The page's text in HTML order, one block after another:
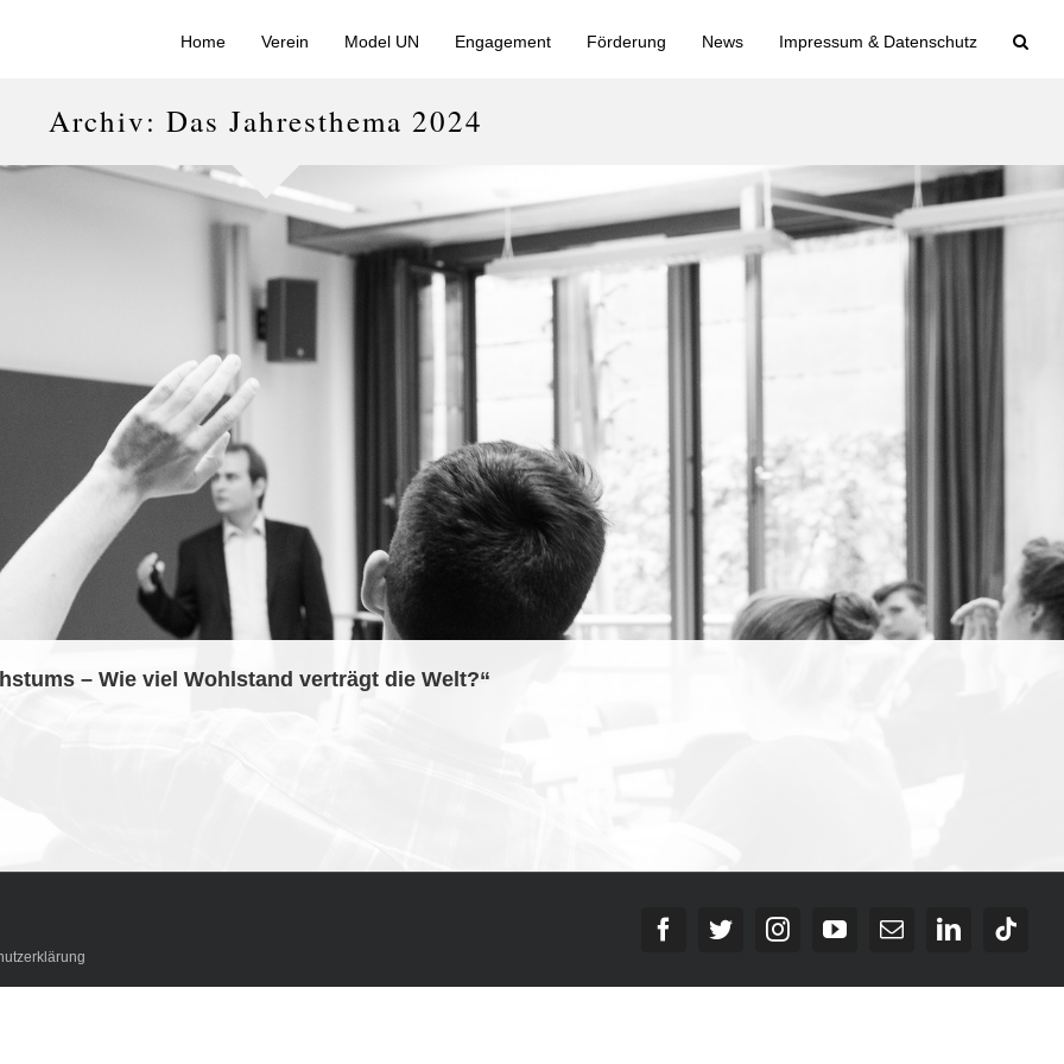
Home Verein Model UN Engagement Förderung News Impressum & Datenschutz
Archiv: Das Jahresthema 2024
– Wie viel Wohlstand verträgt die Welt?“
Facebook
TwitterInstagram
YouTube
E-
LinkedIn